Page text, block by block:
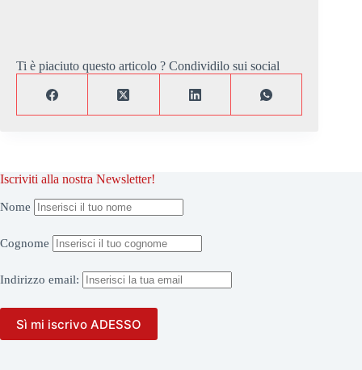
Ti è piaciuto questo articolo ? Condividilo sui social
Iscriviti alla nostra Newsletter!
Nome
Cognome
Indirizzo email: